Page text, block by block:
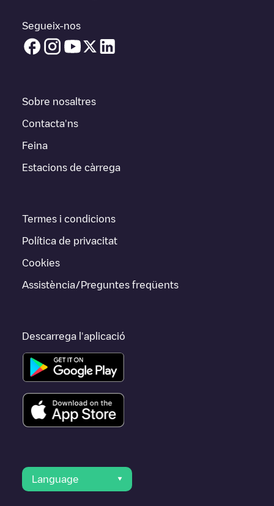
Segueix-nos
Sobre nosaltres
Contacta'ns
Feina
Estacions de càrrega
Termes i condicions
Política de privacitat
Cookies
Assistència/Preguntes freqüents
Descarrega l'aplicació
Language